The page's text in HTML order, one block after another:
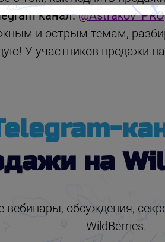
канал:@Astrakov_PRO
и острым темам,
У участников продажи на
на
обсуждения,
WildBerries.